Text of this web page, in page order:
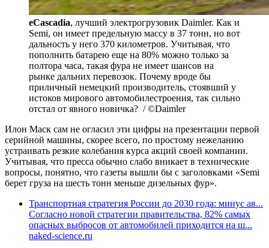
eCascadia, лучший электрогрузовик Daimler. Как и
Semi, он имеет предельную массу в 37 тонн, но вот
дальность у него 370 километров. Учитывая, что
пополнить батарею еще на 80% можно только за
полтора часа, такая фура не имеет шансов на
рынке дальних перевозок. Почему вроде бы
приличный немецкий производитель, стоявший у
истоков мирового автомобилестроения, так сильно
отстал от явного новичка? / ©Daimler
Илон Маск сам не огласил эти цифры на презентации первой
серийной машины, скорее всего, по простому нежеланию
устраивать резкие колебания курса акций своей компании.
Учитывая, что пресса обычно слабо вникает в технические
вопросы, понятно, что газеты вышли бы с заголовками «Semi
берет груза на шесть тонн меньше дизельных фур».
Транспортная стратегия России до 2030 года: минус ав...
Согласно новой стратегии правительства, 82% самых
опасных выбросов от автомобилей приходится на ш...
naked-science.ru